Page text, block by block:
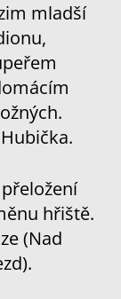
mladší
hřiště.
(Nad